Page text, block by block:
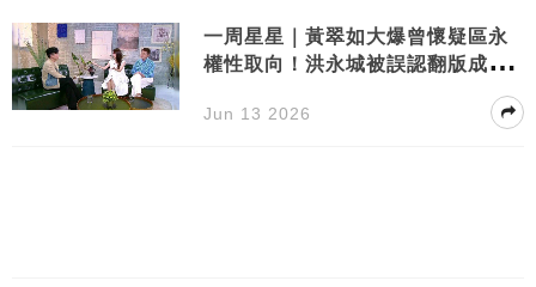
一周星星｜黃翠如大爆曾懷疑區永
權性取向！洪永城被誤認翻版成龍
Jun 13 2026